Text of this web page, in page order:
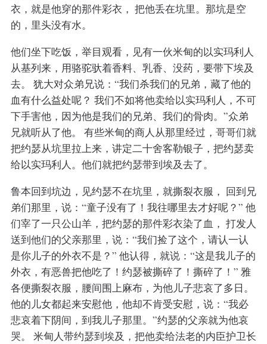
衣，就是他穿的那件彩衣， 把他丢在坑里。那坑是空
的，里头没有水。
他们坐下吃饭，举目观看，见有一伙米甸的以实玛利人
从基列来，用骆驼驮着香料、乳香、没药，要带下埃及
去。 犹大对众弟兄说：“我们杀我们的兄弟，藏了他的
血有什么益处呢？ 我们不如将他卖给以实玛利人，不可
下手害他，因为他是我们的兄弟、我们的骨肉。”众弟
兄就听从了他。 有些米甸的商人从那里经过，哥哥们就
把约瑟从坑里拉上来，讲定二十舍客勒银子，把约瑟卖
给以实玛利人。他们就把约瑟带到埃及去了。
鲁本回到坑边，见约瑟不在坑里，就撕裂衣服， 回到兄
弟们那里，说：“童子没有了！我往哪里去才好呢？” 他
们宰了一只公山羊，把约瑟的那件彩衣染了血， 打发人
送到他们的父亲那里，说：“我们捡了这个，请认一认
是你儿子的外衣不是？” 他认得，就说：“这是我儿子的
外衣，有恶兽把他吃了！约瑟被撕碎了！撕碎了！” 雅
各便撕裂衣服，腰间围上麻布，为他儿子悲哀了多日。
他的儿女都起来安慰他，他却不肯受安慰，说：“我必
悲哀着下阴间，到我儿子那里。”约瑟的父亲就为他哀
哭。 米甸人带约瑟到埃及，把他卖给法老的内臣护卫长